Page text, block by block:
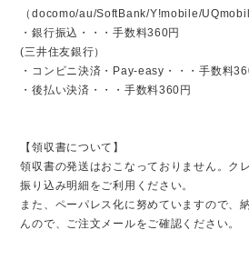
（docomo/au/SoftBank/Y!mobile/
・銀行振込・・・手数料360円
(三井住友銀行）
・コンビニ決済・Pay-easy・・・手数料
・後払い決済・・・手数料360円
【領収書について】
領収書の発送はおこなっておりません。ク
振り込み明細をご利用ください。
また、ペーパレス化に努めていますので、
んので、ご注文メールをご確認ください。